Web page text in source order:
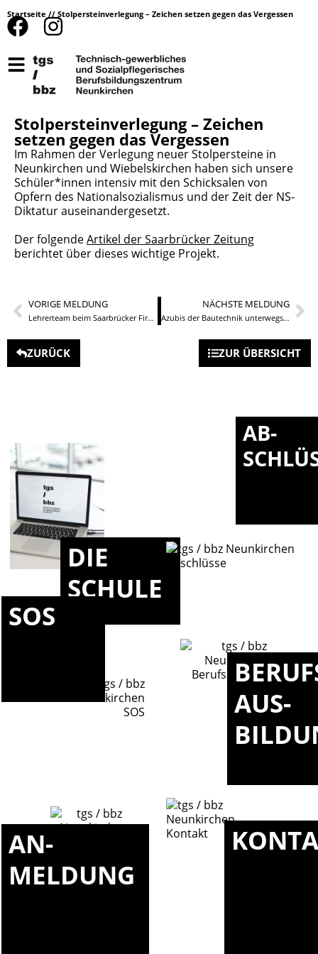
Startseite // Stolpersteinverlegung – Zeichen setzen gegen das Vergessen
Stolpersteinverlegung – Zeichen
setzen gegen das Vergessen
Im Rahmen der Verlegung neuer Stolpersteine in
Neunkirchen und Wiebelskirchen haben sich unsere
Schüler*innen intensiv mit den Schicksalen von
Opfern des Nationalsozialismus und der Zeit der NS-
Diktatur auseinandergesetzt.
Der folgendeArtikel der Saarbrücker Zeitung
berichtet über dieses wichtige Projekt.
VORIGE MELDUNG
Lehrerteam beim Saarbrücker Firmenlauf
NÄCHSTE MELDUNG
Azubis der Bautechnik unterwegs in der Festungsstadt Saarlouis
ZURÜCK ZUR ÜBERSICHT
DIE
SCHULE
AB-
SOS
AUS-
AN-
MELDUNG